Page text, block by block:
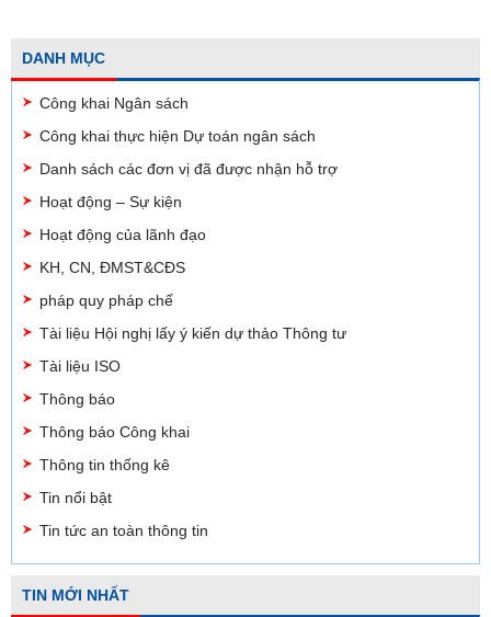
DANH MỤC
Công khai Ngân sách
Công khai thực hiện Dự toán ngân sách
Danh sách các đơn vị đã được nhận hỗ trợ
Hoạt động – Sự kiện
Hoạt động của lãnh đạo
KH, CN, ĐMST&CĐS
pháp quy pháp chế
Tài liệu Hội nghị lấy ý kiến dự thảo Thông tư
Tài liệu ISO
Thông báo
Thông báo Công khai
Thông tin thống kê
Tin nổi bật
Tin tức an toàn thông tin
TIN MỚI NHẤT